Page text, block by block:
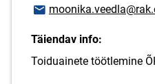
E-posti aadress
Täiendav info:
Toiduainete töötlemine